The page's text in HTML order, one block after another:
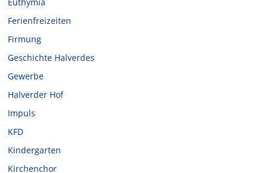
Euthymia
Ferienfreizeiten
Firmung
Geschichte Halverdes
Gewerbe
Halverder Hof
Impuls
KFD
Kindergarten
Kirchenchor